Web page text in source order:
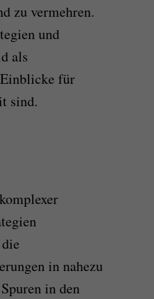
zu vermehren.
und
als
für
sind.
in nahezu
in den